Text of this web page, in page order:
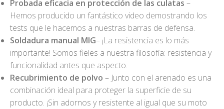
Probada eficacia en protección de las culatas –
Hemos producido un fantástico video demostrando los
tests que le hacemos a nuestras barras de defensa.
Soldadura manual MIG– ¡La resistencia es lo más
importante! Somos fieles a nuestra filosofía: resistencia y
funcionalidad antes que aspecto.
Recubrimiento de polvo – Junto con el arenado es una
combinación ideal para proteger la superficie de su
producto. ¡Sin adornos y resistente al igual que su moto